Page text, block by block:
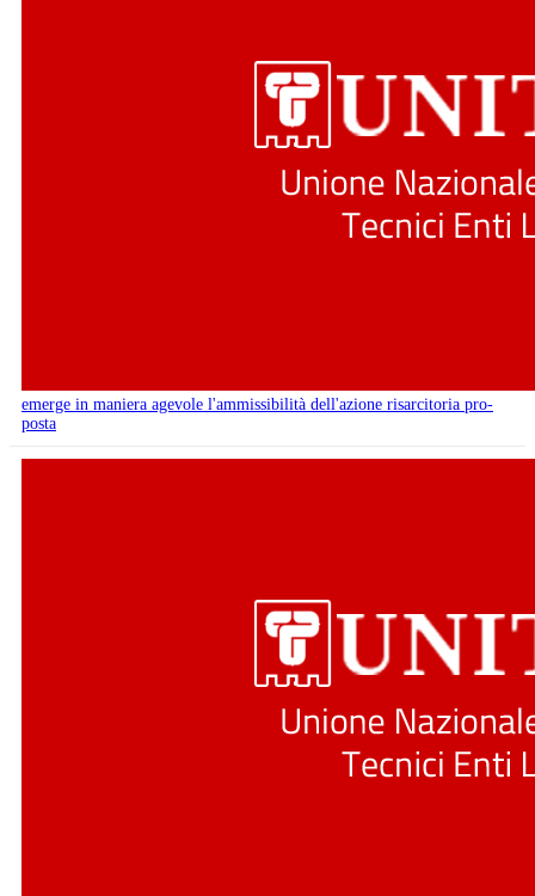
emerge in maniera agevole l'ammissibilità dell'azione risarcitoria pro-
posta